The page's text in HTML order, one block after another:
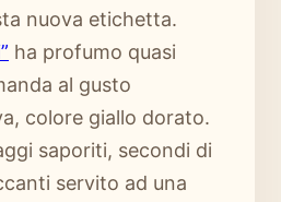
nuova etichetta.
ha profumo quasi
al gusto
colore giallo dorato.
saporiti, secondi di
servito ad una